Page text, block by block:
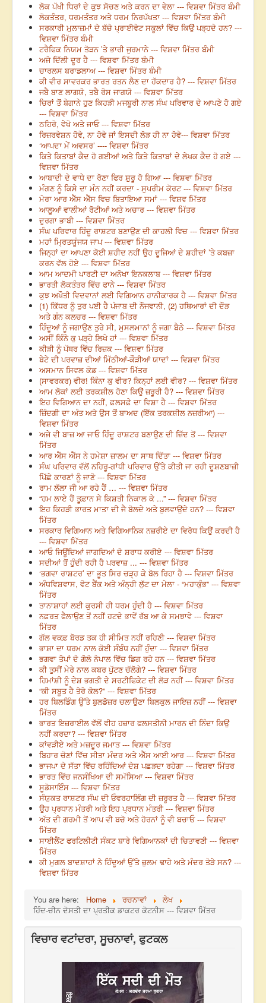
ਲੋਕ ਪੱਖੀ ਧਿਰਾਂ ਦੇ ਕੁਝ ਸੋਚਣ ਅਤੇ ਕਰਨ ਦਾ ਵੇਲਾ --- ਵਿਸ਼ਵਾ ਮਿੱਤਰ ਬੰਮੀ
ਲੋਕਤੰਤਰ, ਧਰਮਤੰਤਰ ਅਤੇ ਧਰਮ ਨਿਰਪੱਖਤਾ --- ਵਿਸ਼ਵਾ ਮਿੱਤਰ ਬੰਮੀ
ਸਰਕਾਰੀ ਮੁਲਾਜ਼ਮਾਂ ਦੇ ਬੱਚੇ ਪ੍ਰਾਈਵੇਟ ਸਕੂਲਾਂ ਵਿੱਚ ਕਿਉਂ ਪੜ੍ਹਦੇ ਹਨ? ---
ਵਿਸ਼ਵਾ ਮਿੱਤਰ ਬੰਮੀ
ਟਰੈਫਿਕ ਨਿਯਮ ਤੋੜਨ ’ਤੇ ਭਾਰੀ ਜੁਰਮਾਨੇ --- ਵਿਸ਼ਵਾ ਮਿੱਤਰ ਬੰਮੀ
ਅਜੇ ਦਿੱਲੀ ਦੂਰ ਹੈ --- ਵਿਸ਼ਵਾ ਮਿੱਤਰ ਬੰਮੀ
ਚਾਰਲਸ ਬਰਾਡਲਾਅ --- ਵਿਸ਼ਵਾ ਮਿੱਤਰ ਬੰਮੀ
ਕੀ ਵੀਰ ਸਾਵਰਕਰ ਭਾਰਤ ਰਤਨ ਲੈਣ ਦਾ ਹੱਕਦਾਰ ਹੈ? --- ਵਿਸ਼ਵਾ ਮਿੱਤਰ
ਜਬੈ ਬਾਣ ਲਾਗਯੋ, ਤਬੈ ਰੋਸ ਜਾਗਯੋ --- ਵਿਸ਼ਵਾ ਮਿੱਤਰ
ਚਿਰਾਂ ਤੋਂ ਬੇਗਾਨੇ ਹੁਣ ਕਿਹੜੀ ਮਜਬੂਰੀ ਨਾਲ ਸੰਘ ਪਰਿਵਾਰ ਦੇ ਆਪਣੇ ਹੋ ਗਏ
--- ਵਿਸ਼ਵਾ ਮਿੱਤਰ
ਠਹਿਰੋ, ਵੇਖੋ ਅਤੇ ਜਾਓ --- ਵਿਸ਼ਵਾ ਮਿੱਤਰ
ਰਿਜ਼ਰਵੇਸ਼ਨ ਹੋਵੇ, ਨਾ ਹੋਵੇ ਜਾਂ ਇਸਦੀ ਲੋੜ ਹੀ ਨਾ ਹੋਵੇ--- ਵਿਸ਼ਵਾ ਮਿੱਤਰ
‘ਆਪਦਾ ਮੇਂ ਅਵਸਰ’ ---- ਵਿਸ਼ਵਾ ਮਿੱਤਰ
ਕਿਤੇ ਕਿਤਾਬਾਂ ਕੈਦ ਹੋ ਗਈਆਂ ਅਤੇ ਕਿਤੇ ਕਿਤਾਬਾਂ ਦੇ ਲੇਖਕ ਕੈਦ ਹੋ ਗਏ ---
ਵਿਸ਼ਵਾ ਮਿੱਤਰ
ਆਬਾਦੀ ਦੇ ਵਾਧੇ ਦਾ ਰੋਣਾ ਫਿਰ ਸ਼ੁਰੂ ਹੋ ਗਿਆ --- ਵਿਸ਼ਵਾ ਮਿੱਤਰ
ਮੰਗਣ ਨੂੰ ਕਿਸੇ ਦਾ ਮੰਨ ਨਹੀਂ ਕਰਦਾ - ਸੁਪਰੀਮ ਕੋਰਟ --- ਵਿਸ਼ਵਾ ਮਿੱਤਰ
ਮੇਰਾ ਆਰ ਐੱਸ ਐੱਸ ਵਿਚ ਬਿਤਾਇਆ ਸਮਾਂ --- ਵਿਸ਼ਵ ਮਿੱਤਰ
ਆਲੂਆਂ ਵਾਲੀਆਂ ਰੋਟੀਆਂ ਅਤੇ ਅਚਾਰ --- ਵਿਸ਼ਵਾ ਮਿੱਤਰ
ਦੁਰਗਾ ਭਾਬੀ --- ਵਿਸ਼ਵਾ ਮਿੱਤਰ
ਸੰਘ ਪਰਿਵਾਰ ਹਿੰਦੂ ਰਾਸ਼ਟਰ ਬਣਾਉਣ ਦੀ ਕਾਹਲੀ ਵਿਚ --- ਵਿਸ਼ਵਾ ਮਿੱਤਰ
ਮਹਾਂ ਮ੍ਰਿਤਯੂੰਜਯ ਜਾਪ --- ਵਿਸ਼ਵਾ ਮਿੱਤਰ
ਜਿਨ੍ਹਾਂ ਦਾ ਆਪਣਾ ਕੋਈ ਸ਼ਹੀਦ ਨਹੀਂ ਉਹ ਦੂਜਿਆਂ ਦੇ ਸ਼ਹੀਦਾਂ ’ਤੇ ਕਬਜ਼ਾ
ਕਰਨ ਵੱਲ ਹੋਏ --- ਵਿਸ਼ਵਾ ਮਿੱਤਰ
ਆਮ ਆਦਮੀ ਪਾਰਟੀ ਦਾ ਅਨੋਖਾ ਇਨਕਲਾਬ --- ਵਿਸ਼ਵਾ ਮਿੱਤਰ
ਭਾਰਤੀ ਲੋਕਤੰਤਰ ਵਿੱਚ ਫਾਨੇ --- ਵਿਸ਼ਵਾ ਮਿੱਤਰ
ਕੁਝ ਅਖੌਤੀ ਵਿਦਵਾਨਾਂ ਲਈ ਵਿਗਿਆਨ ਹਾਨੀਕਾਰਕ ਹੈ --- ਵਿਸ਼ਵਾ ਮਿੱਤਰ
(1) ਕਿੱਧਰ ਨੂੰ ਤੁਰ ਪਈ ਹੈ ਪੰਜਾਬ ਦੀ ਨੌਜਵਾਨੀ, (2) ਹਥਿਆਰਾਂ ਦੀ ਦੌੜ
ਅਤੇ ਗੰਨ ਕਲਚਰ --- ਵਿਸ਼ਵਾ ਮਿੱਤਰ
ਹਿੰਦੂਆਂ ਨੂੰ ਜਗਾਉਣ ਤੁਰੇ ਸੀ, ਮੁਸਲਮਾਨਾਂ ਨੂੰ ਜਗਾ ਬੈਠੇ --- ਵਿਸ਼ਵਾ ਮਿੱਤਰ
ਅਸੀਂ ਕਿੰਨੇ ਕੁ ਪੜ੍ਹੇ ਲਿਖੇ ਹਾਂ --- ਵਿਸ਼ਵਾ ਮਿੱਤਰ
ਕੀੜੀ ਨੂੰ ਪੱਥਰ ਵਿੱਚ ਰਿਜ਼ਕ --- ਵਿਸ਼ਵਾ ਮਿੱਤਰ
ਬੇਟੇ ਦੀ ਪਰਵਾਜ਼ ਦੀਆਂ ਮਿੱਠੀਆਂ-ਕੌੜੀਆਂ ਯਾਦਾਂ --- ਵਿਸ਼ਵਾ ਮਿੱਤਰ
ਅਸਮਾਨ ਸਿਵਲ ਕੋਡ --- ਵਿਸ਼ਵਾ ਮਿੱਤਰ
(ਸਾਵਰਕਰ) ਵੀਰ! ਕਿੰਨਾ ਕੁ ਵੀਰ? ਕਿਨ੍ਹਾਂ ਲਈ ਵੀਰ? --- ਵਿਸ਼ਵਾ ਮਿੱਤਰ
ਆਮ ਲੋਕਾਂ ਲਈ ਤਰਕਸ਼ੀਲ ਹੋਣਾ ਕਿਉਂ ਜ਼ਰੂਰੀ ਹੈ? --- ਵਿਸ਼ਵਾ ਮਿੱਤਰ
ਇਹ ਵਿਗਿਆਨ ਦਾ ਨਹੀਂ, ਫ਼ਲਸਫ਼ੇ ਦਾ ਵਿਸ਼ਾ ਹੈ --- ਵਿਸ਼ਵਾ ਮਿੱਤਰ
ਜ਼ਿੰਦਗੀ ਦਾ ਅੰਤ ਅਤੇ ਉਸ ਤੋਂ ਬਾਅਦ (ਇੱਕ ਤਰਕਸ਼ੀਲ ਨਜ਼ਰੀਆ) ---
ਵਿਸ਼ਵਾ ਮਿੱਤਰ
ਅਜੇ ਵੀ ਬਾਜ਼ ਆ ਜਾਓ ਹਿੰਦੂ ਰਾਸ਼ਟਰ ਬਣਾਉਣ ਦੀ ਜ਼ਿੱਦ ਤੋਂ --- ਵਿਸ਼ਵਾ
ਮਿੱਤਰ
ਆਰ ਐੱਸ ਐੱਸ ਨੇ ਹਮੇਸ਼ਾ ਜ਼ਾਲਮ ਦਾ ਸਾਥ ਦਿੱਤਾ --- ਵਿਸ਼ਵਾ ਮਿੱਤਰ
ਸੰਘ ਪਰਿਵਾਰ ਵੱਲੋਂ ਨਹਿਰੂ-ਗਾਂਧੀ ਪਰਿਵਾਰ ਉੱਤੇ ਕੀਤੀ ਜਾ ਰਹੀ ਦੂਸ਼ਣਬਾਜ਼ੀ
ਪਿੱਛੇ ਕਾਰਣਾਂ ਨੂੰ ਜਾਣੋ --- ਵਿਸ਼ਵਾ ਮਿੱਤਰ
ਰਾਮ ਲੱਲਾ ਜੀ ਆ ਰਹੇ ਹੈਂ … --- ਵਿਸ਼ਵਾ ਮਿੱਤਰ
“ਹਮ ਲਾਏ ਹੈਂ ਤੂਫ਼ਾਨ ਸੇ ਕਿਸ਼ਤੀ ਨਿਕਾਲ ਕੇ ...” --- ਵਿਸ਼ਵਾ ਮਿੱਤਰ
ਇਹ ਕਿਹੜੀ ਭਾਰਤ ਮਾਤਾ ਦੀ ਜੈ ਬੋਲਦੇ ਅਤੇ ਬੁਲਵਾਉਂਦੇ ਹਨ? --- ਵਿਸ਼ਵਾ
ਮਿੱਤਰ
ਸਰਕਾਰ ਵਿਗਿਆਨ ਅਤੇ ਵਿਗਿਆਨਿਕ ਨਜ਼ਰੀਏ ਦਾ ਵਿਰੋਧ ਕਿਉਂ ਕਰਦੀ ਹੈ
--- ਵਿਸ਼ਵਾ ਮਿੱਤਰ
ਆਓ ਜਿਊਂਦਿਆਂ ਜਾਗਦਿਆਂ ਦੇ ਸ਼ਰਾਧ ਕਰੀਏ --- ਵਿਸ਼ਵਾ ਮਿੱਤਰ
ਸਦੀਆਂ ਤੋਂ ਹੁੰਦੀ ਰਹੀ ਹੈ ਪਰਵਾਜ਼ ... --- ਵਿਸ਼ਵਾ ਮਿੱਤਰ
‘ਭਗਵਾ ਰਾਸ਼ਟਰ’ ਦਾ ਭੂਤ ਸਿਰ ਚੜ੍ਹ ਕੇ ਬੋਲ ਰਿਹਾ ਹੈ --- ਵਿਸ਼ਵਾ ਮਿੱਤਰ
ਅੰਧਵਿਸ਼ਵਾਸ, ਵੋਟ ਬੈਂਕ ਅਤੇ ਅੰਨ੍ਹੀ ਲੁੱਟ ਦਾ ਮੇਲਾ - “ਮਹਾਕੁੰਭ” --- ਵਿਸ਼ਵਾ
ਮਿੱਤਰ
ਤਾਨਾਸ਼ਾਹਾਂ ਲਈ ਕੁਰਸੀ ਹੀ ਧਰਮ ਹੁੰਦੀ ਹੈ --- ਵਿਸ਼ਵਾ ਮਿੱਤਰ
ਨਫ਼ਰਤ ਫੈਲਾਉਣ ਤੋਂ ਨਹੀਂ ਹਟਦੇ ਭਾਵੇਂ ਰੱਬ ਆ ਕੇ ਸਮਝਾਵੇ --- ਵਿਸ਼ਵਾ
ਮਿੱਤਰ
ਗੱਲ ਵਕਫ਼ ਬੋਰਡ ਤਕ ਹੀ ਸੀਮਿਤ ਨਹੀਂ ਰਹਿਣੀ --- ਵਿਸ਼ਵਾ ਮਿੱਤਰ
ਭਾਸ਼ਾ ਦਾ ਧਰਮ ਨਾਲ ਕੋਈ ਸੰਬੰਧ ਨਹੀਂ ਹੁੰਦਾ --- ਵਿਸ਼ਵਾ ਮਿੱਤਰ
ਭਗਵਾ ਤੋਪਾਂ ਦੇ ਗੋਲੇ ਨੇਪਾਲ ਵਿੱਚ ਡਿਗ ਰਹੇ ਹਨ --- ਵਿਸ਼ਵਾ ਮਿੱਤਰ
ਕੀ ਤੁਸੀਂ ਮੇਰੇ ਨਾਲ ਕਬਰ ਪੁੱਟਣ ਚੱਲੋਗੇ? --- ਵਿਸ਼ਵਾ ਮਿੱਤਰ
ਹਿਮਾਂਸ਼ੀ ਨੂੰ ਦੇਸ਼ ਭਗਤੀ ਦੇ ਸਰਟੀਫਿਕੇਟ ਦੀ ਲੋੜ ਨਹੀਂ --- ਵਿਸ਼ਵਾ ਮਿੱਤਰ
“ਕੀ ਸਬੂਤ ਹੈ ਤੇਰੇ ਕੋਲ?” --- ਵਿਸ਼ਵਾ ਮਿੱਤਰ
ਹਰ ਬਿਲਡਿੰਗ ਉੱਤੇ ਬੁਲਡੋਜ਼ਰ ਚਲਾਉਣਾ ਬਿਲਕੁਲ ਜਾਇਜ਼ ਨਹੀਂ --- ਵਿਸ਼ਵਾ
ਮਿੱਤਰ
ਭਾਰਤ ਇਜ਼ਰਾਈਲ ਵੱਲੋਂ ਵੀਹ ਹਜ਼ਾਰ ਫਲਸਤੀਨੀ ਮਾਰਨ ਦੀ ਨਿੰਦਾ ਕਿਉਂ
ਨਹੀਂ ਕਰਦਾ? --- ਵਿਸ਼ਵਾ ਮਿੱਤਰ
ਕਾਂਵੜੀਏ ਅਤੇ ਮਜ਼ਦੂਰ ਜਮਾਤ --- ਵਿਸ਼ਵਾ ਮਿੱਤਰ
ਬਿਹਾਰ ਚੋਣਾਂ ਵਿੱਚ ਸੀਤਾ ਮੰਦਰ ਅਤੇ ਐੱਸ ਆਈ ਆਰ --- ਵਿਸ਼ਵਾ ਮਿੱਤਰ
ਭਾਜਪਾ ਦੇ ਸੱਤਾ ਵਿੱਚ ਰਹਿੰਦਿਆਂ ਦੇਸ਼ ਪਛੜਦਾ ਰਹੇਗਾ --- ਵਿਸ਼ਵਾ ਮਿੱਤਰ
ਭਾਰਤ ਵਿੱਚ ਜਨਸੰਖਿਆ ਦੀ ਸਮੱਸਿਆ --- ਵਿਸ਼ਵਾ ਮਿੱਤਰ
ਸੂਡੋਸਾਇੰਸ --- ਵਿਸ਼ਵਾ ਮਿੱਤਰ
ਸੰਯੁਕਤ ਰਾਸ਼ਟਰ ਸੰਘ ਦੀ ਓਵਰਹਾਲਿੰਗ ਦੀ ਜ਼ਰੂਰਤ ਹੈ --- ਵਿਸ਼ਵਾ ਮਿੱਤਰ
ਉਹ ਪ੍ਰਧਾਨ ਮੰਤਰੀ ਅਤੇ ਇਹ ਪ੍ਰਧਾਨ ਮੰਤਰੀ --- ਵਿਸ਼ਵਾ ਮਿੱਤਰ
ਅੱਤ ਦੀ ਗਰਮੀ ਤੋਂ ਆਪ ਵੀ ਬਚੋ ਅਤੇ ਹੋਰਨਾਂ ਨੂੰ ਵੀ ਬਚਾਓ --- ਵਿਸ਼ਵਾ
ਮਿੱਤਰ
ਸਾਈਲੈਂਟ ਫਰਟਿਲੀਟੀ ਸੰਕਟ ਬਾਰੇ ਵਿਗਿਆਨਕਾਂ ਦੀ ਚਿਤਾਵਣੀ --- ਵਿਸ਼ਵਾ
ਮਿੱਤਰ
ਕੀ ਮੁਗਲ ਬਾਦਸ਼ਾਹਾਂ ਨੇ ਹਿੰਦੂਆਂ ਉੱਤੇ ਜ਼ੁਲਮ ਢਾਹੇ ਅਤੇ ਮੰਦਰ ਤੋੜੇ ਸਨ? ---
ਵਿਸ਼ਵਾ ਮਿੱਤਰ
You are here: Home ਰਚਨਾਵਾਂ
ਲੇਖ
ਹਿੰਦ-ਚੀਨ ਦੋਸਤੀ ਦਾ ਪ੍ਰਤੀਕ ਡਾਕਟਰ ਕੋਟਨੀਸ --- ਵਿਸ਼ਵਾ ਮਿੱਤਰ
ਵਿਚਾਰ ਵਟਾਂਦਰਾ, ਸੂਚਨਾਵਾਂ, ਫੁਟਕਲ